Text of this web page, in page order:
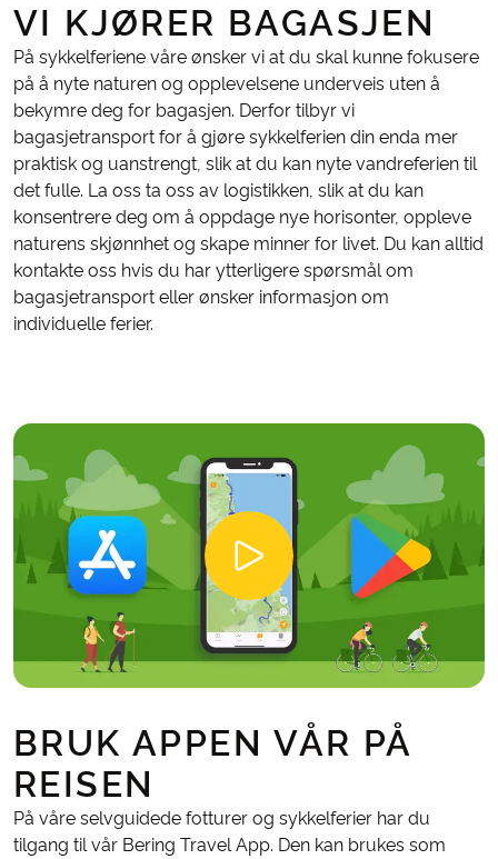
VI KJØRER BAGASJEN
På sykkelferiene våre ønsker vi at du skal kunne fokusere
på å nyte naturen og opplevelsene underveis uten å
bekymre deg for bagasjen. Derfor tilbyr vi
bagasjetransport for å gjøre sykkelferien din enda mer
praktisk og uanstrengt, slik at du kan nyte vandreferien til
det fulle. La oss ta oss av logistikken, slik at du kan
konsentrere deg om å oppdage nye horisonter, oppleve
naturens skjønnhet og skape minner for livet. Du kan alltid
kontakte oss hvis du har ytterligere spørsmål om
bagasjetransport eller ønsker informasjon om
individuelle ferier.
BRUK APPEN VÅR PÅ
REISEN
På våre selvguidede fotturer og sykkelferier har du
tilgang til vår Bering Travel App. Den kan brukes som